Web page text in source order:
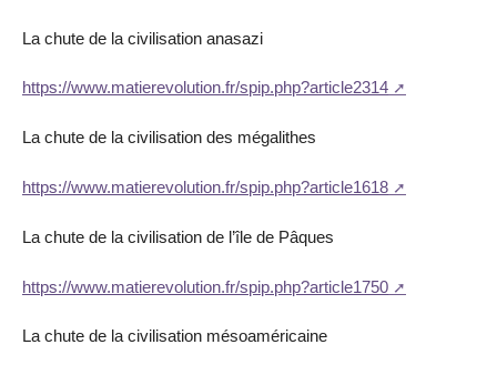
La chute de la civilisation anasazi
https://www.matierevolution.fr/spip.php?article2314
La chute de la civilisation des mégalithes
https://www.matierevolution.fr/spip.php?article1618
La chute de la civilisation de l’île de Pâques
https://www.matierevolution.fr/spip.php?article1750
La chute de la civilisation mésoaméricaine